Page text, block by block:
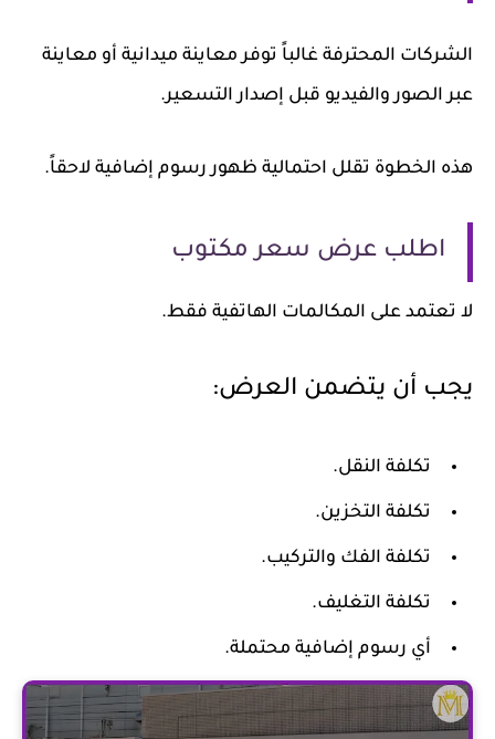
الشركات المحترفة غالباً توفر معاينة ميدانية أو معاينة
عبر الصور والفيديو قبل إصدار التسعير.
هذه الخطوة تقلل احتمالية ظهور رسوم إضافية لاحقاً.
اطلب عرض سعر مكتوب
لا تعتمد على المكالمات الهاتفية فقط.
يجب أن يتضمن العرض:
تكلفة النقل.
تكلفة التخزين.
تكلفة الفك والتركيب.
تكلفة التغليف.
أي رسوم إضافية محتملة.